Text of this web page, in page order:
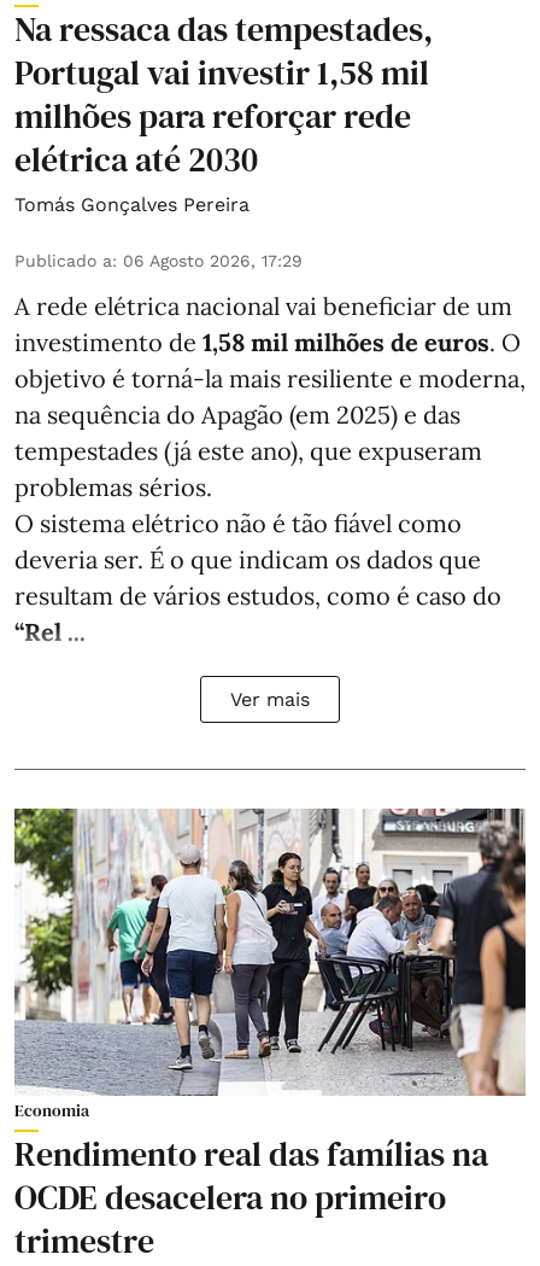
Na ressaca das tempestades,
Portugal vai investir 1,58 mil
milhões para reforçar rede
elétrica até 2030
Tomás Gonçalves Pereira
Publicado a: 06 Agosto 2026, 17:29
A rede elétrica nacional vai beneficiar de um
investimento de 1,58 mil milhões de euros. O
objetivo é torná-la mais resiliente e moderna,
na sequência do Apagão (em 2025) e das
tempestades (já este ano), que expuseram
problemas sérios.
O sistema elétrico não é tão fiável como
deveria ser. É o que indicam os dados que
resultam de vários estudos, como é caso do
“Rel ...
Ver mais
Economia
Rendimento real das famílias na
OCDE desacelera no primeiro
trimestre